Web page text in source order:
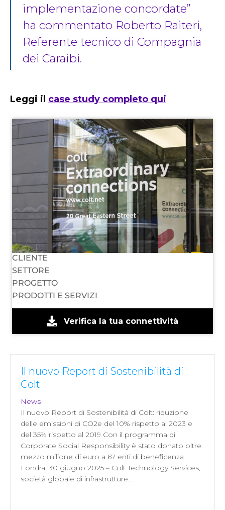
implementazione concordate”
ha commentato Roberto Raiteri,
Referente tecnico di Compagnia
dei Caraibi.
Leggi il case study completo qui
CLIENTE
SETTORE
PROGETTO
PRODOTTI E SERVIZI
Verifica la tua connettività
Il nuovo Report di Sostenibilità di
Colt
News
Il nuovo Report di Sostenibilità di Colt: riduzione
delle emissioni di CO2e del 10% rispetto al 2023 e
del 35% rispetto al 2019 Con il programma di
Corporate Social Responsibility è stato donato oltre
mezzo milione di euro a 67 enti di beneficenza
Londra, 30 giugno 2025 – Colt Technology Services,
società globale di infrastrutture…